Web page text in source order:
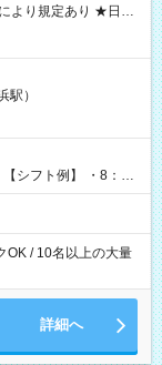
GET♪ お仕事後はコ
】試
駅）
OK / 10名以上の大量
詳細へ